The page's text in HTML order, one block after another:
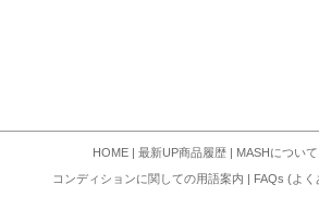
HOME | 最新UP商品履歴 | MASHについて
コンディションに関しての用語案内 | FAQs (よ